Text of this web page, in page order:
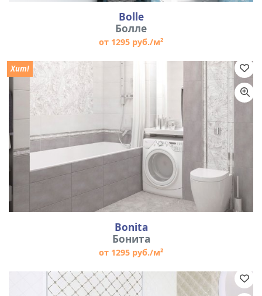
Bolle
Болле
от 1295 руб./м²
Bonita
Бонита
от 1295 руб./м²
Хит!